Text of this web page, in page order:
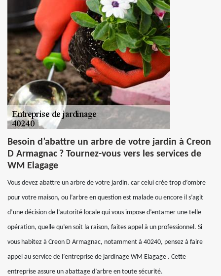
Besoin d’abattre un arbre de votre jardin à Creon
D Armagnac ? Tournez-vous vers les services de
WM Elagage
Vous devez abattre un arbre de votre jardin, car celui crée trop d’ombre
pour votre maison, ou l’arbre en question est malade ou encore il s’agit
d’une décision de l’autorité locale qui vous impose d’entamer une telle
opération, quelle qu’en soit la raison, faites appel à un professionnel. Si
vous habitez à Creon D Armagnac, notamment à 40240, pensez à faire
appel au service de l’entreprise de jardinage WM Elagage . Cette
entreprise assure un abattage d’arbre en toute sécurité.